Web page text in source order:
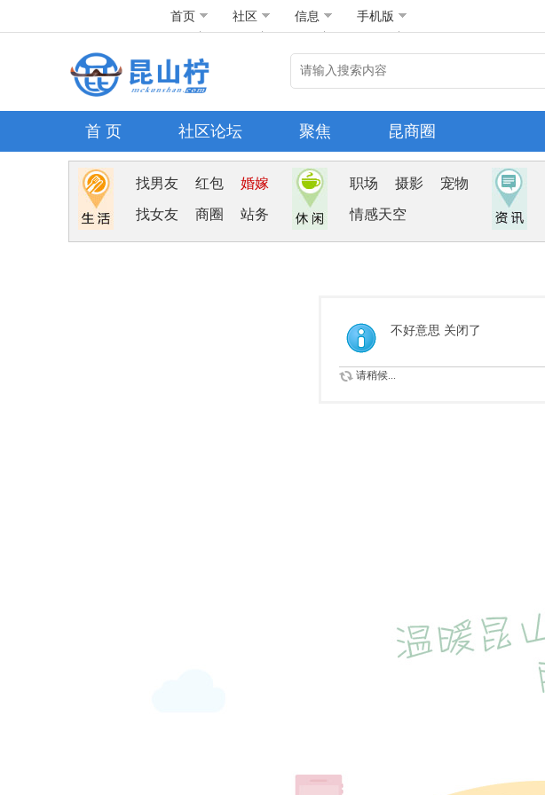
首页 社区 信息 手机版
首 页 社区论坛 聚焦 昆商圈
找男友 红包 婚嫁
找女友 商圈 站务
职场 摄影 宠物
情感天空
不好意思 关闭了
请稍候...